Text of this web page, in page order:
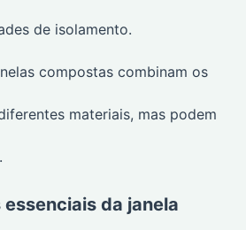
de isolamento.
compostas combinam os
materiais, mas podem
da janela